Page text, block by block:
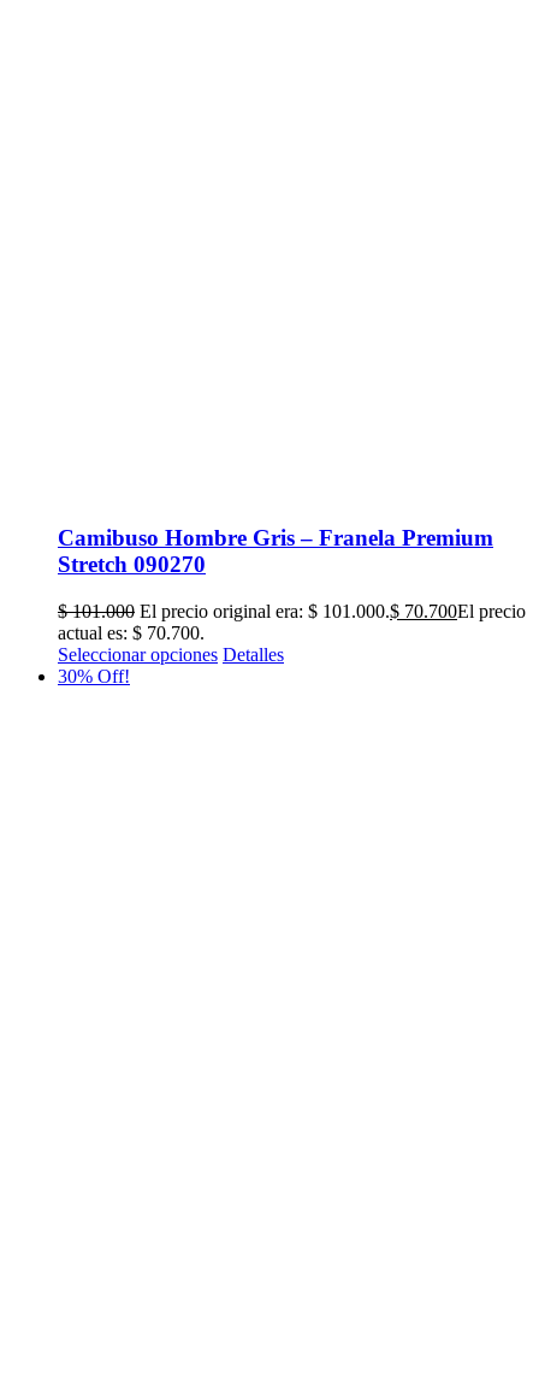
Camibuso Hombre Gris – Franela Premium
Stretch 090270
$101.000 El precio original era: $ 101.000.$ 70.700El precio
actual es: $ 70.700.
Seleccionar opciones Detalles
30% Off!